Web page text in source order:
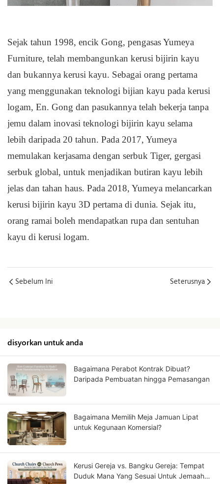
Sejak tahun 1998, encik Gong, pengasas Yumeya
Furniture, telah membangunkan kerusi bijirin kayu
dan bukannya kerusi kayu. Sebagai orang pertama
yang menggunakan teknologi bijian kayu pada kerusi
logam, En. Gong dan pasukannya telah bekerja tanpa
jemu dalam inovasi teknologi bijirin kayu selama
lebih daripada 20 tahun. Pada 2017, Yumeya
memulakan kerjasama dengan serbuk Tiger, gergasi
serbuk global, untuk menjadikan butiran kayu lebih
jelas dan tahan haus. Pada 2018, Yumeya melancarkan
kerusi bijirin kayu 3D pertama di dunia. Sejak itu,
orang ramai boleh mendapatkan rupa dan sentuhan
kayu di kerusi logam.
Sebelum Ini Seterusnya
disyorkan untuk anda
Bagaimana Perabot Kontrak Dibuat?
Daripada Pembuatan hingga Pemasangan
Bagaimana Memilih Meja Jamuan Lipat
untuk Kegunaan Komersial?
Kerusi Gereja vs. Bangku Gereja: Tempat
Duduk Mana Yang Sesuai Untuk Jemaah